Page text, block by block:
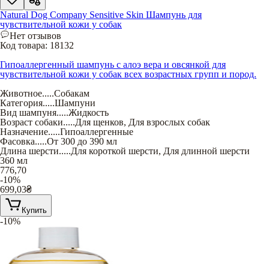
Natural Dog Company Sensitive Skin Шампунь для
чувствительной кожи у собак
Нет отзывов
Код товара: 18132
Гипоаллергенный шампунь с алоэ вера и овсянкой для
чувствительной кожи у собак всех возрастных групп и пород.
Животное.....Собакам
Категория.....Шампуни
Вид шампуня.....Жидкость
Возраст собаки.....Для щенков, Для взрослых собак
Назначение.....Гипоаллергенные
Фасовка.....От 300 до 390 мл
Длина шерсти.....Для короткой шерсти, Для длинной шерсти
360 мл
776,70
-10%
699,03₴
Купить
-10%